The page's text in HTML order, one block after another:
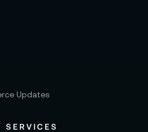
Updates
SERVICES